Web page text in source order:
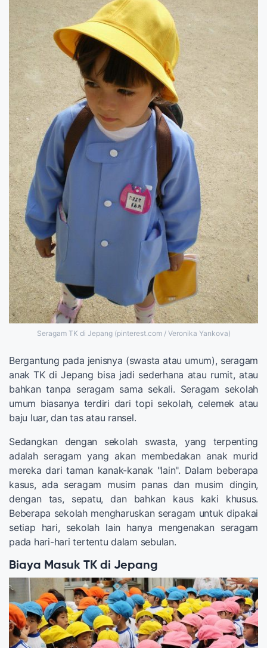
Seragam TK di Jepang (pinterest.com / Veronika Yankova)
Bergantung pada jenisnya (swasta atau umum), seragam
anak TK di Jepang bisa jadi sederhana atau rumit, atau
bahkan tanpa seragam sama sekali. Seragam sekolah
umum biasanya terdiri dari topi sekolah, celemek atau
baju luar, dan tas atau ransel.
Sedangkan dengan sekolah swasta, yang terpenting
adalah seragam yang akan membedakan anak murid
mereka dari taman kanak-kanak "lain". Dalam beberapa
kasus, ada seragam musim panas dan musim dingin,
dengan tas, sepatu, dan bahkan kaus kaki khusus.
Beberapa sekolah mengharuskan seragam untuk dipakai
setiap hari, sekolah lain hanya mengenakan seragam
pada hari-hari tertentu dalam sebulan.
Biaya Masuk TK di Jepang